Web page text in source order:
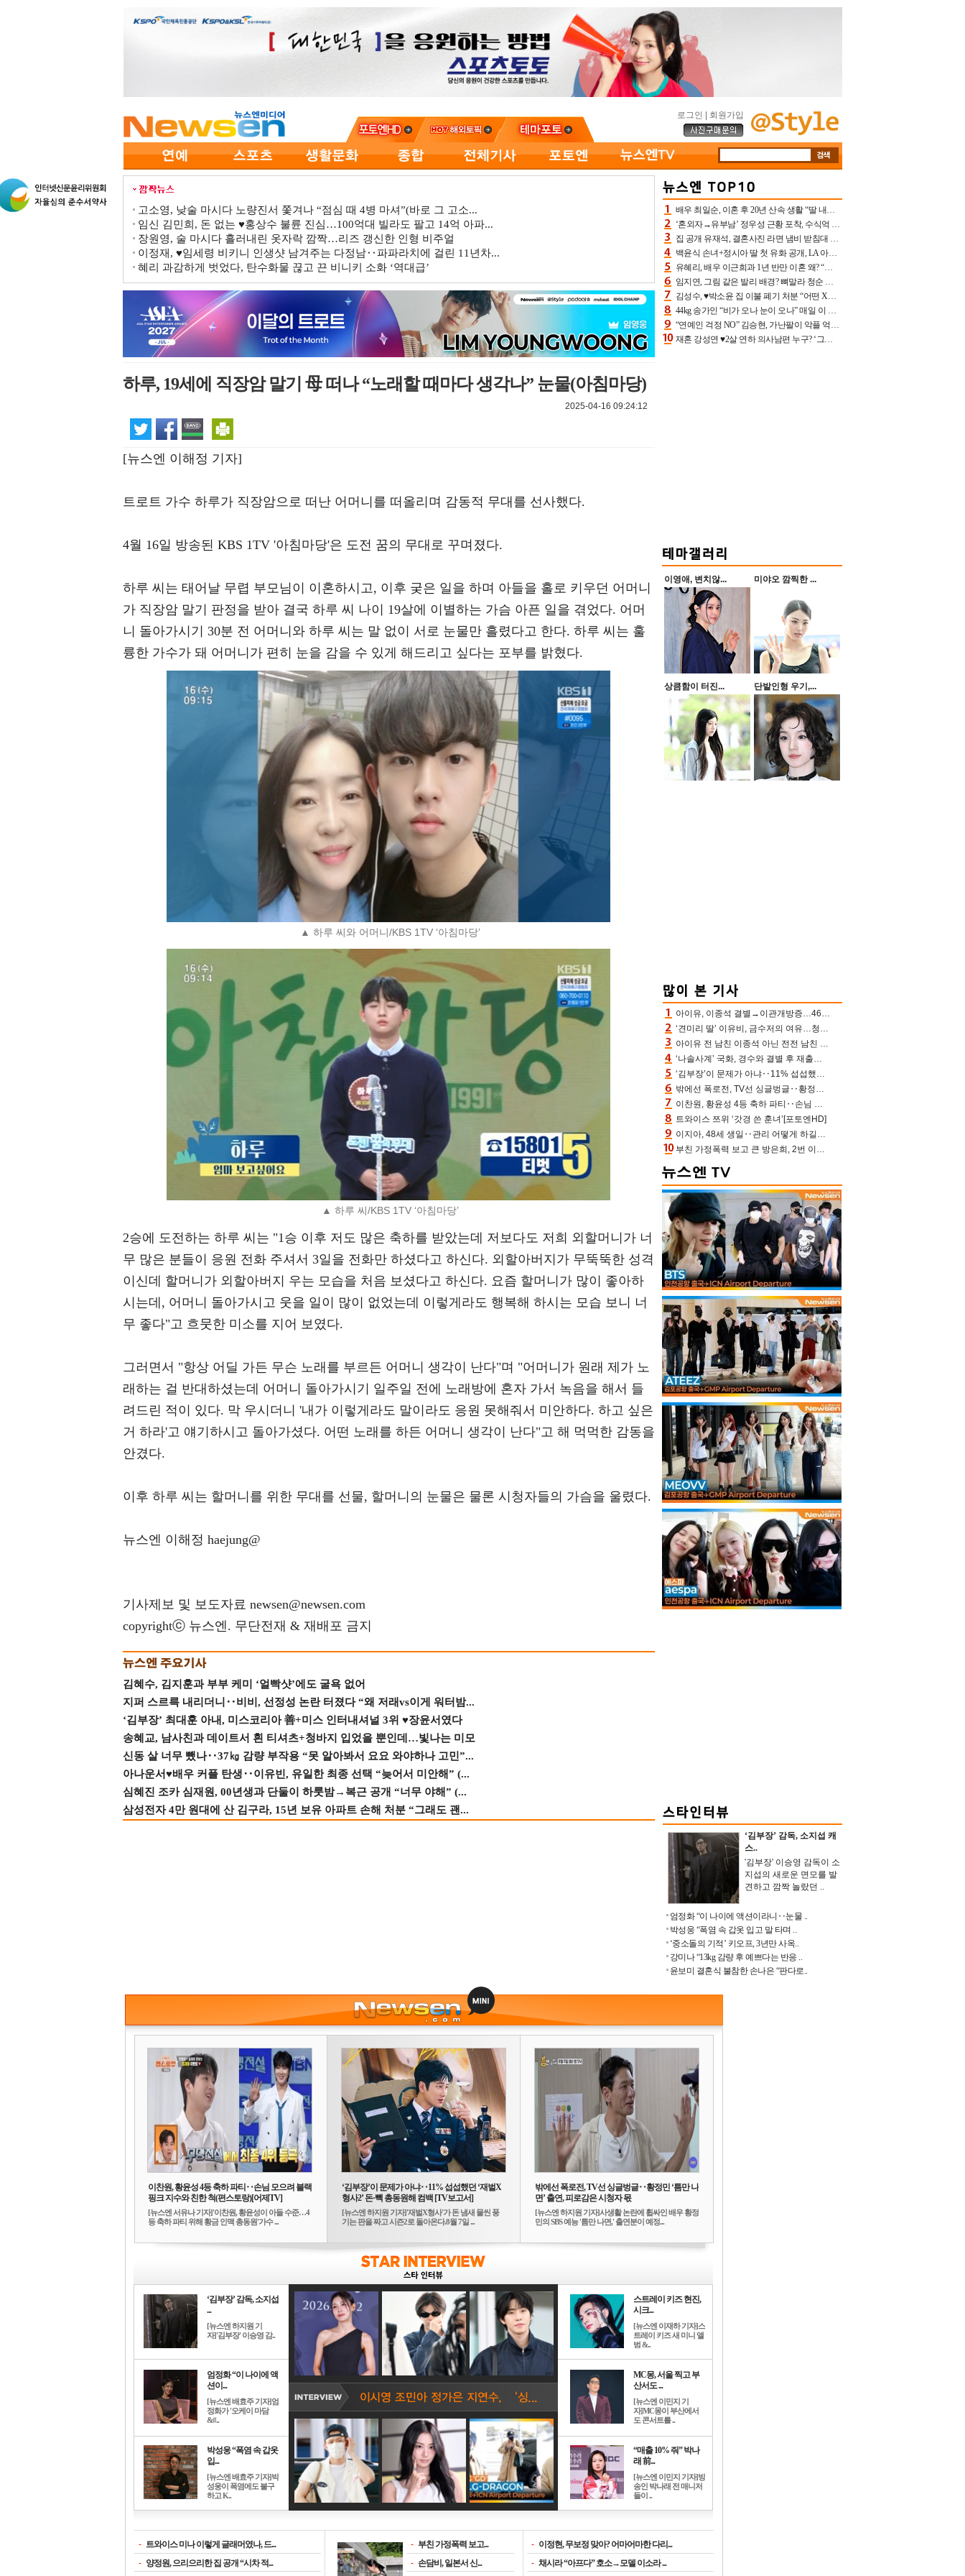
로그인 회원가입
고소영, 낮술 마시다 노량진서 쫓겨나 “점심 때 4병 마셔”(바로 그 고소...
임신 김민희, 돈 없는 ♥홍상수 불륜 진심…100억대 빌라도 팔고 14억 아파...
장원영, 술 마시다 흘러내린 옷자락 깜짝…리즈 갱신한 인형 비주얼
이정재, ♥임세령 비키니 인생샷 남겨주는 다정남‥파파라치에 걸린 11년차...
혜리 과감하게 벗었다, 탄수화물 끊고 끈 비니키 소화 ‘역대급’
하루, 19세에 직장암 말기 母 떠나 “노래할 때마다 생각나” 눈물(아침마당)
2025-04-16 09:24:12
[뉴스엔 이해정 기자]
트로트 가수 하루가 직장암으로 떠난 어머니를 떠올리며 감동적 무대를 선사했다.
4월 16일 방송된 KBS 1TV '아침마당'은 도전 꿈의 무대로 꾸며졌다.
하루 씨는 태어날 무렵 부모님이 이혼하시고, 이후 궂은 일을 하며 아들을 홀로 키우던 어머니
가 직장암 말기 판정을 받아 결국 하루 씨 나이 19살에 이별하는 가슴 아픈 일을 겪었다. 어머
니 돌아가시기 30분 전 어머니와 하루 씨는 말 없이 서로 눈물만 흘렸다고 한다. 하루 씨는 훌
륭한 가수가 돼 어머니가 편히 눈을 감을 수 있게 해드리고 싶다는 포부를 밝혔다.
▲ 하루 씨와 어머니/KBS 1TV ‘아침마당’
▲ 하루 씨/KBS 1TV ‘아침마당’
2승에 도전하는 하루 씨는 "1승 이후 저도 많은 축하를 받았는데 저보다도 저희 외할머니가 너
무 많은 분들이 응원 전화 주셔서 3일을 전화만 하셨다고 하신다. 외할아버지가 무뚝뚝한 성격
이신데 할머니가 외할아버지 우는 모습을 처음 보셨다고 하신다. 요즘 할머니가 많이 좋아하
시는데, 어머니 돌아가시고 웃을 일이 많이 없었는데 이렇게라도 행복해 하시는 모습 보니 너
무 좋다"고 흐뭇한 미소를 지어 보였다.
그러면서 "항상 어딜 가든 무슨 노래를 부르든 어머니 생각이 난다"며 "어머니가 원래 제가 노
래하는 걸 반대하셨는데 어머니 돌아가시기 일주일 전에 노래방에 혼자 가서 녹음을 해서 들
려드린 적이 있다. 막 우시더니 '내가 이렇게라도 말이라도 응원 못해줘서 미안하다. 하고 싶은
거 하라'고 얘기하시고 돌아가셨다. 어떤 노래를 하든 어머니 생각이 난다"고 해 먹먹한 감동을
안겼다.
이후 하루 씨는 할머니를 위한 무대를 선물, 할머니의 눈물은 물론 시청자들의 가슴을 울렸다.
뉴스엔 이해정 haejung@
기사제보 및 보도자료 newsen@newsen.com
copyrightⓒ 뉴스엔. 무단전재 & 재배포 금지
김혜수, 김지훈과 부부 케미 ‘얼빡샷’에도 굴욕 없어
지퍼 스르륵 내리더니‥비비, 선정성 논란 터졌다 “왜 저래vs이게 워터밤...
‘김부장’ 최대훈 아내, 미스코리아 善+미스 인터내셔널 3위 ♥장윤서였다
송혜교, 남사친과 데이트서 흰 티셔츠+청바지 입었을 뿐인데…빛나는 미모
신동 살 너무 뺐나‥37㎏ 감량 부작용 “못 알아봐서 요요 와야하나 고민”...
아나운서♥배우 커플 탄생‥이유빈, 유일한 최종 선택 “늦어서 미안해” (...
심혜진 조카 심재원, 00년생과 단둘이 하룻밤→복근 공개 “너무 야해” (...
삼성전자 4만 원대에 산 김구라, 15년 보유 아파트 손해 처분 “그래도 괜...
배우 최일순, 이혼 후 20년 산속 생활 “딸 내가 버렸다고 원망‥맘 아파”(특종)[어제TV]
‘혼외자→유부남’ 정우성 근황 포착, 수식억 해킹 피해 후배 만났다 “존경하는”
집 공개 유재석, 결혼사진 라면 냄비 받침대 되고 분노‥가족사진도 피해(놀뭐)[어제TV]
백윤식 손녀+정시아 딸 첫 유화 공개, LA 아트쇼→서울국제조각페스타 작가다운 수준급 실력
유혜리, 배우 이근희과 1년 반만 이혼 왜? “식칼 꽂고 의자 던져” 충격 폭로(특종)[어제TV]
임지연, 그림 같은 발리 배경? 뼈말라 청순 비키니 핏에 상대 안 되네
김성수, ♥박소윤 집 이불 폐기 처분 “어떤 X이랑 썼을지 몰라” 질투(신랑수업2)[어제TV]
44kg 송가인 “비가 오나 눈이 오나” 매일 이 운동, 허벅지 근육량 상승+체지방 감소
“연예인 걱정 NO” 김승현, 가난팔이 악플 억울할만‥아내+딸과 日 여행
재혼 강성연 ♥2살 연하 의사남편 누구? ‘그알’ 자문의에 훈남 비주얼 초엘리트 스펙 [종합]
이영애, 변치않... 미야오 깜찍한 ...
상큼함이 터진... 단발인형 우기,...
아이유, 이종석 결별→이관개방증…46장 꽉 채운 유애나 ♥ “열심히 사는 중”
‘견미리 딸’ 이유비, 금수저의 여유…청순 미모에 반전 슬림 라인
아이유 전 남친 이종석 아닌 전전 남친 장기하 소환 ‘별일 없이 산다’ 선곡…46장에 꾹 눌러 담은 근황
‘나솔사계’ 국화, 경수와 결별 후 재출연…첫인상 3표 몰표
‘김부장’이 문제가 아냐‥11% 섭섭했던 ‘재벌X형사2’ 돈·빽 총동원해 컴백 [TV보고서]
밖에선 폭로전, TV선 싱글벙글‥황정민 ‘틈만 나면’ 출연, 피로감은 시청자 몫
이찬원, 황윤성 4등 축하 파티‥손님 모으려 블랙핑크 지수와 친한 척(편스토랑)[어제TV]
트와이스 쯔위 ‘갓경 쓴 훈녀’[포토엔HD]
이지아, 48세 생일‥관리 어떻게 하길래 놀라운 동안 미모
부친 가정폭력 보고 큰 방은희, 2번 이혼 후 잠수→母 고독사에 자책(특종세상)[어제TV]
‘김부장’ 감독, 소지섭 캐
스..
'김부장' 이승영 감독이 소
지섭의 새로운 면모를 발
견하고 깜짝 놀랐던 ..
엄정화 “이 나이에 액션이라니‥눈물 ..
박성웅 “폭염 속 갑옷 입고 말 타며 ..
‘중소돌의 기적’ 키오프, 3년만 사옥..
강미나 “13kg 감량 후 예쁘다는 반응 ..
윤보미 결혼식 불참한 손나은 “판다로..
이찬원, 황윤성 4등 축하 파티‥손님 모으려 블랙
핑크 지수와 친한 척(편스토랑)[어제TV]
[뉴스엔 서유나 기자]'이찬원, 황윤성이 아들 수준…4
등 축하 파티 위해 황금 인맥 총동원'가수 ...
‘김부장’이 문제가 아냐‥11% 섭섭했던 ‘재벌X
형사2’ 돈·빽 총동원해 컴백 [TV보고서]
[뉴스엔 하지원 기자]'재벌X형사'가 돈 냄새 물씬 풍
기는 판을 짜고 시즌2로 돌아온다.8월 7일 ...
밖에선 폭로전, TV선 싱글벙글‥황정민 ‘틈만 나
면’ 출연, 피로감은 시청자 몫
[뉴스엔 하지원 기자]사생활 논란에 휩싸인 배우 황정
민의 SBS 예능 '틈만 나면,' 출연분이 예정...
‘김부장’ 감독, 소지섭
...
[뉴스엔 하지원 기
자]'김부장' 이승영 감..
엄정화 “이 나이에 액
션이...
[뉴스엔 배효주 기자]엄
정화가 '오케이 마담
&#..
박성웅 “폭염 속 갑옷
입...
[뉴스엔 배효주 기자]박
성웅이 폭염에도 불구
하고 K..
스트레이 키즈 현진,
시크...
[뉴스엔 이재하 기자]스
트레이 키즈 새 미니 앨
범 &..
MC몽, 서울 찍고 부
산서도 ...
[뉴스엔 이민지 기
자]MC몽이 부산에서
도 콘서트를 ..
“매출 10% 줘” 박나
래 前...
[뉴스엔 이민지 기자]방
송인 박나래 전 매니저
들이 ..
- 트와이스 미나 이렇게 글래머였나, 드...
- 양정원, 으리으리한 집 공개 “시차 적...
- 부친 가정폭력 보고...
- 손담비, 일본서 신...
- 이정현, 무보정 맞아? 어마어마한 다리...
- 채시라 “아프다” 호소→모델 이소라 ...